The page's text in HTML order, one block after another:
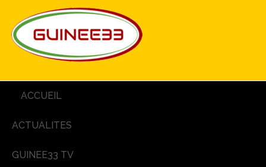
ACCUEIL
ACTUALITES
GUINEE33 TV